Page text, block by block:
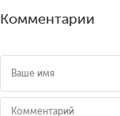
Комментарии